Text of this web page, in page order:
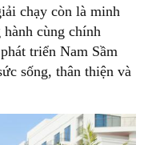
chạy còn là minh
cùng chính
triển Nam Sầm
sống, thân thiện và